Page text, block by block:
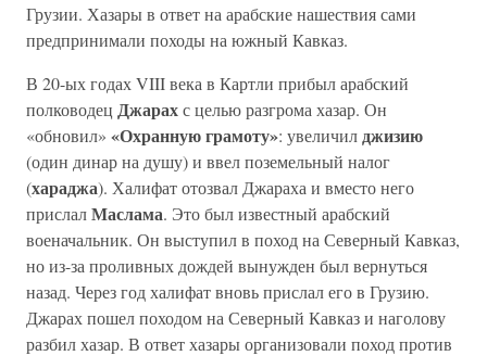
Грузии. Хазары в ответ на арабские нашествия сами
предпринимали походы на южный Кавказ.
В 20-ых годах VIII века в Картли прибыл арабский
полководец Джарахс целью разгрома хазар. Он
«обновил» «Охранную грамоту»: увеличилджизию
(один динар на душу) и ввел поземельный налог
(хараджа). Халифат отозвал Джараха и вместо него
прислалМаслама. Это был известный арабский
военачальник. Он выступил в поход на Северный Кавказ,
но из-за проливных дождей вынужден был вернуться
назад. Через год халифат вновь прислал его в Грузию.
Джарах пошел походом на Северный Кавказ и наголову
разбил хазар. В ответ хазары организовали поход против